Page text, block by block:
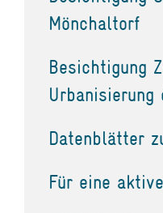
Mönchaltorf
Besichtigung
Datenblätter
Für eine